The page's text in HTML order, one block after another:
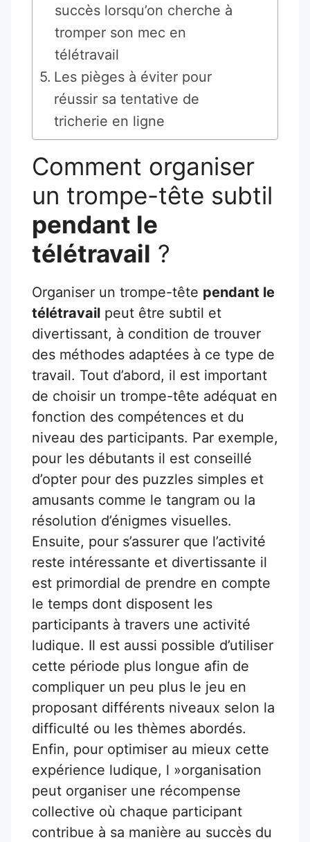
succès lorsqu’on cherche à
tromper son mec en
télétravail
Les pièges à éviter pour
réussir sa tentative de
tricherie en ligne
Comment organiser
un trompe-tête subtil
pendant le
télétravail ?
Organiser un trompe-tête pendant le
télétravail peut être subtil et
divertissant, à condition de trouver
des méthodes adaptées à ce type de
travail. Tout d’abord, il est important
de choisir un trompe-tête adéquat en
fonction des compétences et du
niveau des participants. Par exemple,
pour les débutants il est conseillé
d’opter pour des puzzles simples et
amusants comme le tangram ou la
résolution d’énigmes visuelles.
Ensuite, pour s’assurer que l’activité
reste intéressante et divertissante il
est primordial de prendre en compte
le temps dont disposent les
participants à travers une activité
ludique. Il est aussi possible d’utiliser
cette période plus longue afin de
compliquer un peu plus le jeu en
proposant différents niveaux selon la
difficulté ou les thèmes abordés.
Enfin, pour optimiser au mieux cette
expérience ludique, l »organisation
peut organiser une récompense
collective où chaque participant
contribue à sa manière au succès du